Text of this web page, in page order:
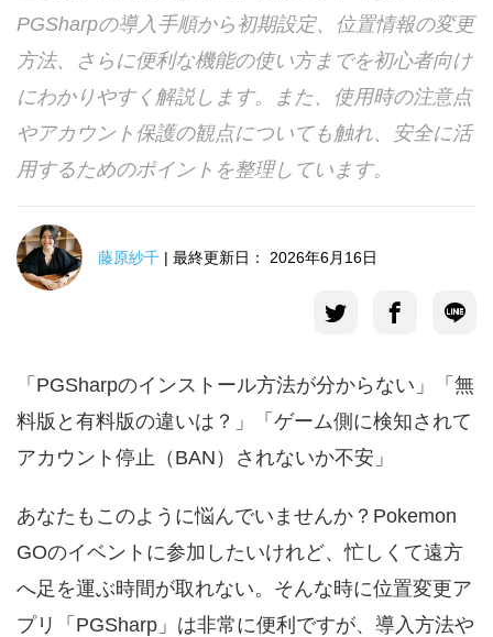
PGSharpの導入手順から初期設定、位置情報の変更
方法、さらに便利な機能の使い方までを初心者向け
にわかりやすく解説します。また、使用時の注意点
やアカウント保護の観点についても触れ、安全に活
用するためのポイントを整理しています。
藤原紗千 | 最終更新日： 2026年6月16日
「PGSharpのインストール方法が分からない」「無
料版と有料版の違いは？」「ゲーム側に検知されて
アカウント停止（BAN）されないか不安」
あなたもこのように悩んでいませんか？Pokemon
GOのイベントに参加したいけれど、忙しくて遠方
へ足を運ぶ時間が取れない。そんな時に位置変更ア
プリ「PGSharp」は非常に便利ですが、導入方法や